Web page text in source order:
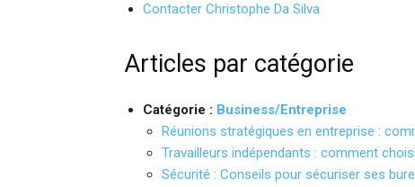
Contacter Christophe Da Silva
Articles par catégorie
Catégorie : Business/Entreprise
Réunions stratégiques en entreprise :
Travailleurs indépendants : comment
Sécurité : Conseils pour sécuriser ses